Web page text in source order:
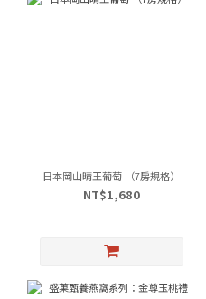
日本岡山晴王葡萄 （7房規格）
NT$1,680